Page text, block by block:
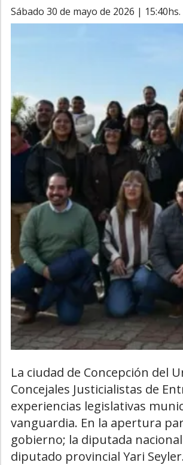
sábado 30 de mayo de 2026 | 15:40hs.
La ciudad de Concepción del
Concejales Justicialistas de
experiencias legislativas
vanguardia. En la apertura
gobierno; la diputada
diputado provincial Yari